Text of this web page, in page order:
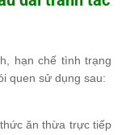
hạn chế tình trạng
quen sử dụng sau:
ăn thừa trực tiếp